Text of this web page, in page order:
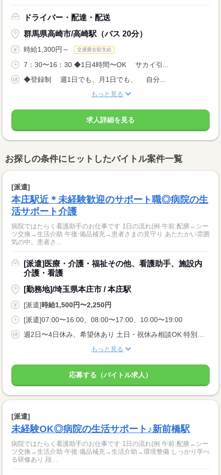
ドライバー・配達・配送
群馬県高崎市/高崎駅（バス 20分）
時給1,300円～ 交通費全額支給
7：30〜16：30 ◆1日4時間〜OK サカイ引...
◆登録制 週1日でも、月1日でも、 自分...
もっと見る
求人詳細を見る
お探しの条件にヒットしたバイトル案件一覧
[派遣]
本庄駅近＊未経験歓迎のサポート職◎病院の生
活サポート介護
病院ではたらく看護助手のお仕事です 1日の流れ(例 午前:配膳→シー
ツ交換→生活介助 午後:備品補充→患者さまの見守り あたたかい雰囲
気の中、患者さ...
[派遣]医療・介護・福祉その他、看護助手、施設内
介護・看護
[勤務地]/埼玉県本庄市 / 本庄駅
[派遣]時給1,500円〜2,250円
[派遣]07:00〜16:00、08:00〜17:00、10:00〜19:00
もっと見る
応募する（バイトル求人）
[派遣]
未経験OK◎病院の生活サポート♪新前橋駅
病院ではたらく看護助手のお仕事です 1日の流れ(例 午前:配膳→シー
ツ交換→生活介助 午後:備品補充→生活介助→環境整備 しっかり学べ
る研修あり 段...